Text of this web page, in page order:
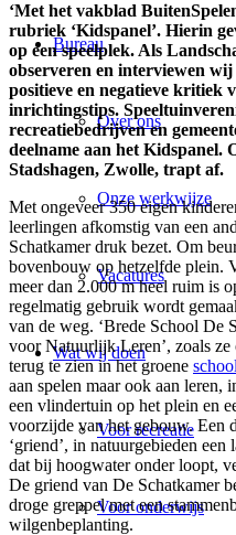
Bureau
Over ons
Onze werkwijze
Vacatures
Wat wij doen
Voor recreatie
Voor onderwijs
‘Met het vakblad
rubriek ‘Kidspanel’. Hierin
op een speelplek. Als
observeren en interviewen
positieve en negatieve kritiek
inrichtingstips.
recreatiebedrijven en
deelname aan het Kidspanel.
Stadshagen, Zwolle, trapt af.
Met ongeveer 350 eigen
leerlingen afkomstig van een
Schatkamer druk bezet. Om
bovenbouw op hetzelfde plein.
meer dan 2.000 m heel ruim is
regelmatig gebruik wordt
van de weg. ‘Brede School De
voor Natuurlijk Leren’, zoals
terug te zien in het groene
aan spelen maar ook aan leren,
een vlindertuin op het plein en
voorzijde van het gebouw. Een
‘griend’, in natuurgebieden
dat bij hoogwater onder loopt,
De griend van De Schatkamer
droge greppel met een
wilgenbeplanting.